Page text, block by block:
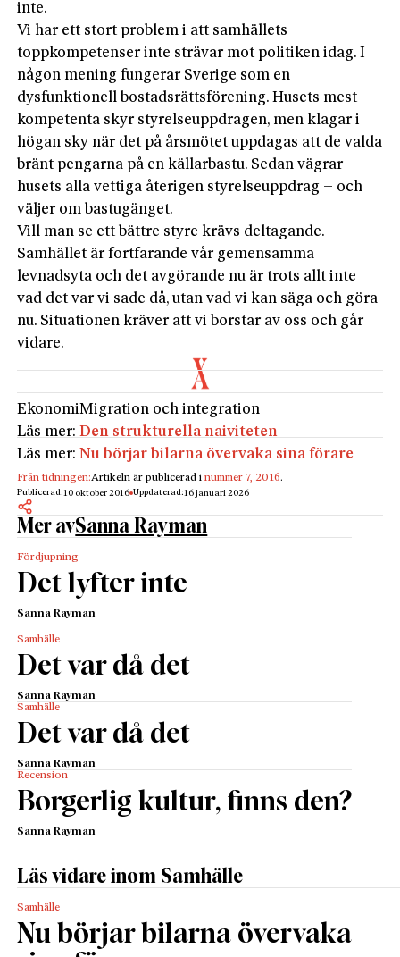
inte.
Vi har ett stort problem i att samhällets
toppkompetenser inte strävar mot politiken idag. I
någon mening fungerar Sverige som en
dysfunktionell bostadsrättsförening. Husets mest
kompetenta skyr styrelseuppdragen, men klagar i
högan sky när det på årsmötet uppdagas att de valda
bränt pengarna på en källarbastu. Sedan vägrar
husets alla vettiga återigen styrelseuppdrag – och
väljer om bastugänget.
Vill man se ett bättre styre krävs deltagande.
Samhället är fortfarande vår gemensamma
levnadsyta och det avgörande nu är trots allt inte
vad det var vi sade då, utan vad vi kan säga och göra
nu. Situationen kräver att vi borstar av oss och går
vidare.
EkonomiMigration och integration
Läs mer:Den strukturella naiviteten
Läs mer:Nu börjar bilarna övervaka sina förare
Från tidningen:Artikeln är publicerad inummer 7, 2016.
Publicerad:10 oktober 2016 Uppdaterad:16 januari 2026
Mer avSanna Rayman
Fördjupning
Det lyfter inte
Sanna Rayman
Samhälle
Det var då det
Sanna Rayman
Samhälle
Det var då det
Sanna Rayman
Recension
Borgerlig kultur, finns den?
Sanna Rayman
Läs vidare inom Samhälle
Samhälle
Nu börjar bilarna övervaka